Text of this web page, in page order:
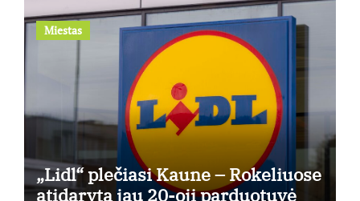
Miestas
„Lidl“ plečiasi Kaune – Rokeliuose
atidaryta jau 20-oji parduotuvė